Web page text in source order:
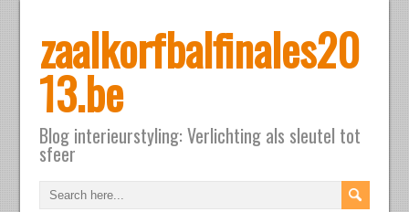
zaalkorfbalfinales20
13.be
Blog interieurstyling: Verlichting als sleutel tot
sfeer